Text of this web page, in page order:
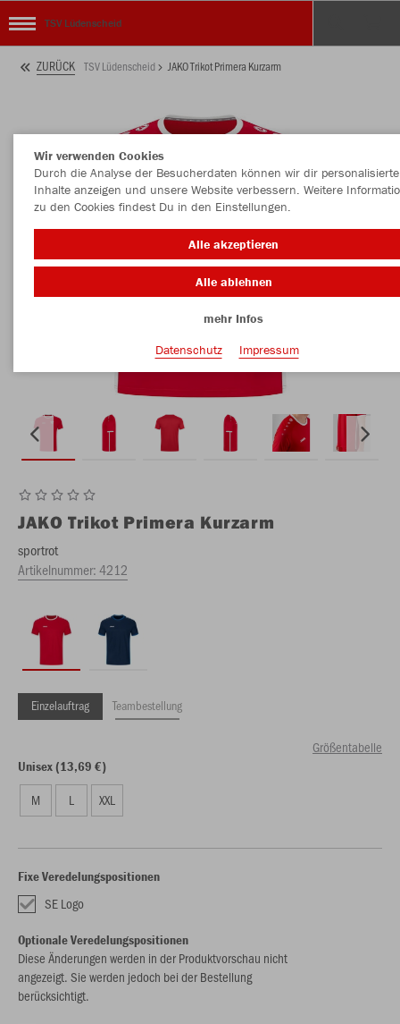
TSV Lüdenscheid
ZURÜCK TSV Lüdenscheid JAKO Trikot Primera Kurzarm
JAKO Trikot Primera Kurzarm
sportrot
Artikelnummer:4212
Einzelauftrag Teambestellung
Größentabelle
Unisex (13,69 €)
M L XXL
Fixe Veredelungspositionen
SE Logo
Optionale Veredelungspositionen
Diese Änderungen werden in der Produktvorschau nicht
angezeigt. Sie werden jedoch bei der Bestellung
berücksichtigt.
Wir verwenden Cookies
Durch die Analyse der Besucherdaten können wir dir personalisierte
Inhalte anzeigen und unsere Website verbessern. Weitere
zu den Cookies findest Du in den Einstellungen.
Alle akzeptieren
Alle ablehnen
mehr Infos
Datenschutz
Impressum